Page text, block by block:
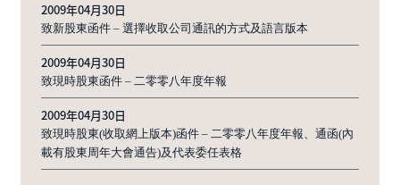
2009年04月30日
致新股東函件 – 選擇收取公司通訊的方式及語言版本
2009年04月30日
致現時股東函件 – 二零零八年度年報
2009年04月30日
致現時股東(收取網上版本)函件 – 二零零八年度年報、通函(內
載有股東周年大會通告)及代表委任表格